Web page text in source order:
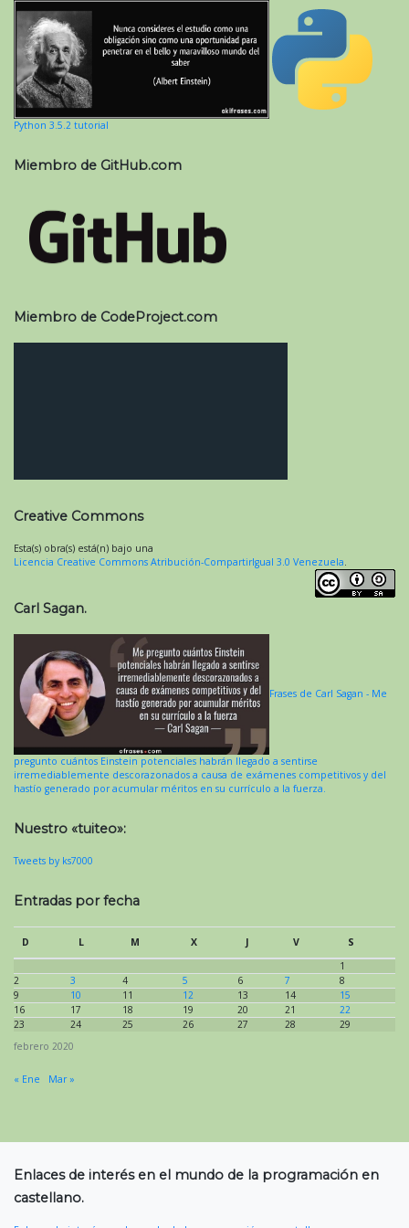
Python 3.5.2 tutorial
Miembro de GitHub.com
Miembro de CodeProject.com
Creative Commons
Esta(s) obra(s) está(n) bajo una
Licencia Creative Commons Atribución-CompartirIgual 3.0 Venezuela.
Carl Sagan.
Frases de Carl Sagan - Me
pregunto cuántos Einstein potenciales habrán llegado a sentirse
irremediablemente descorazonados a causa de exámenes competitivos y del
hastío generado por acumular méritos en su currículo a la fuerza.
Nuestro «tuiteo»:
Tweets by ks7000
Entradas por fecha
febrero 2020
D L M X J V
S
1
2
3 4 5 6 7
8
9
10 11 12 13 14
15
16
17 18 19 20 21
22
23
24 25 26 27 28 29
« Ene Mar »
Enlaces de interés en el mundo de la programación en
castellano.